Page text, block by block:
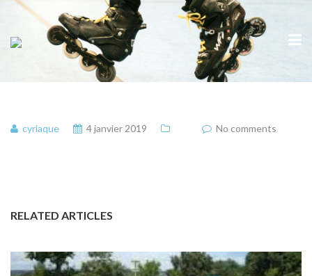
cyriaque 4 janvier 2019 No comments
RELATED ARTICLES